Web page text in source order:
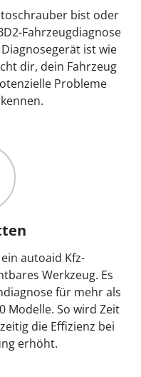
bist oder
Fahrzeugdiagnose
ist wie
dir, dein Fahrzeug
Probleme
autoaid Kfz-
Werkzeug. Es
für mehr als
Modelle. So wird Zeit
die Effizienz bei
erhöht.